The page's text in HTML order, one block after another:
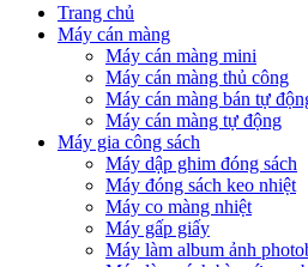
Trang chủ
Máy cán màng
Máy cán màng mini
Máy cán màng thủ công
Máy cán màng bán tự
Máy cán màng tự động
Máy gia công sách
Máy dập ghim đóng sách
Máy đóng sách keo nhiệt
Máy co màng nhiệt
Máy gấp giấy
Máy làm album ảnh